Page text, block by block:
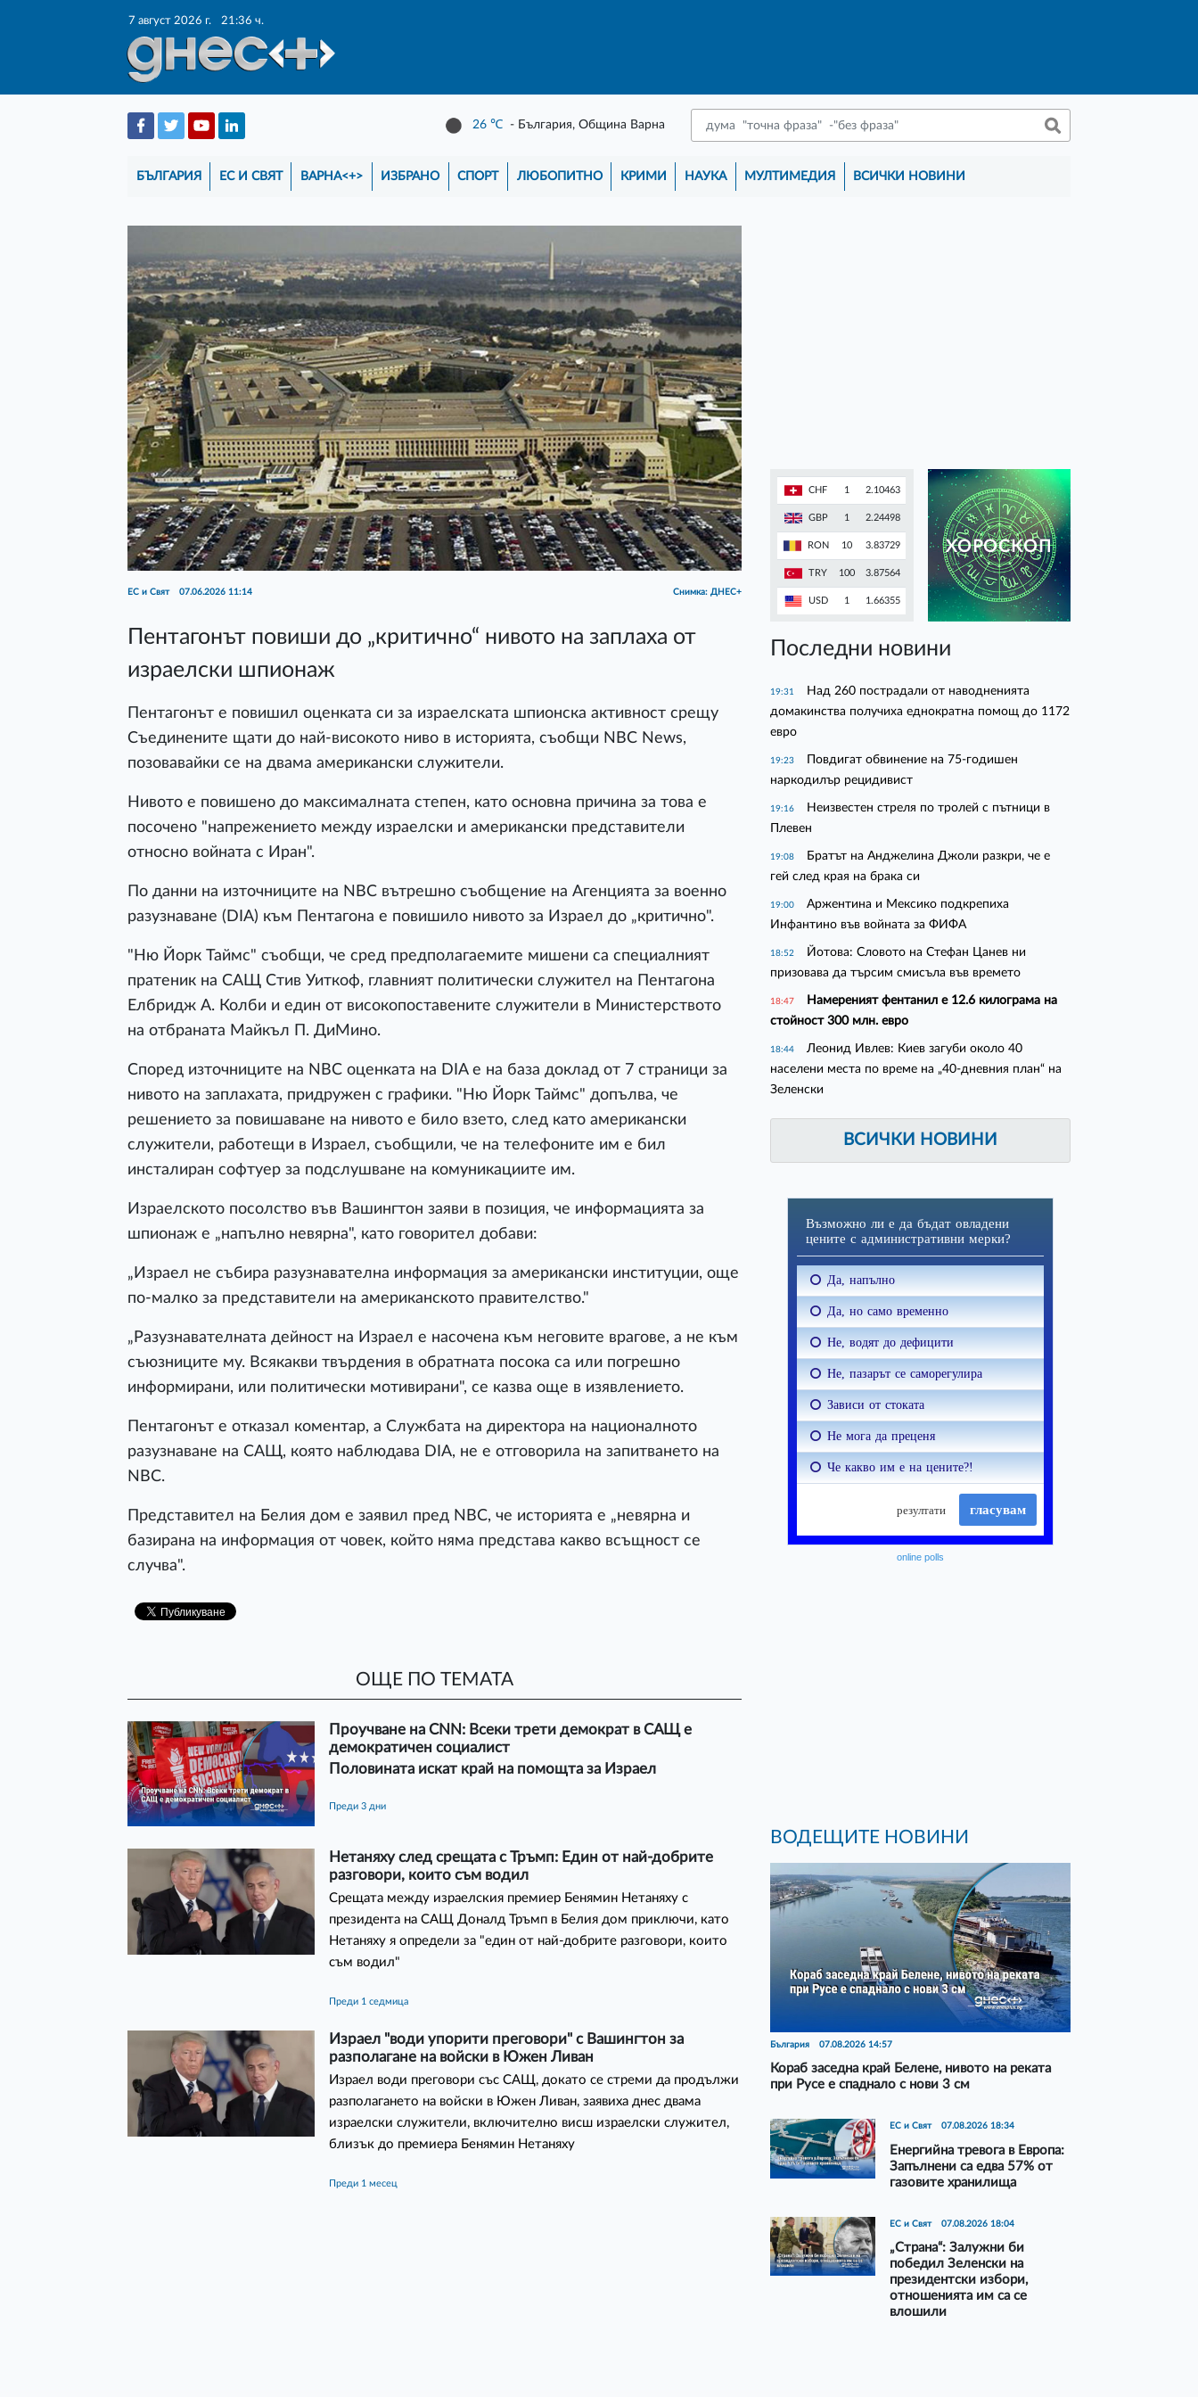
7 август 2026 г. 21:36 ч.
26 ℃ - България, Община Варна
БЪЛГАРИЯ ЕС И СВЯТ ВАРНА<+> ИЗБРАНО СПОРТ ЛЮБОПИТНО КРИМИ НАУКА МУЛТИМЕДИЯ ВСИЧКИ НОВИНИ
ЕС и Свят 07.06.2026 11:14 Снимка: ДНЕС+
Пентагонът повиши до „критично“ нивото на заплаха от
израелски шпионаж
Пентагонът е повишил оценката си за израелската шпионска активност срещу
Съединените щати до най-високото ниво в историята, съобщи NBC News,
позовавайки се на двама американски служители.
Нивото е повишено до максималната степен, като основна причина за това е
посочено "напрежението между израелски и американски представители
относно войната с Иран".
По данни на източниците на NBC вътрешно съобщение на Агенцията за военно
разузнаване (DIA) към Пентагона е повишило нивото за Израел до „критично".
"Ню Йорк Таймс" съобщи, че сред предполагаемите мишени са специалният
пратеник на САЩ Стив Уиткоф, главният политически служител на Пентагона
Елбридж А. Колби и един от високопоставените служители в Министерството
на отбраната Майкъл П. ДиМино.
Според източниците на NBC оценката на DIA е на база доклад от 7 страници за
нивото на заплахата, придружен с графики. "Ню Йорк Таймс" допълва, че
решението за повишаване на нивото е било взето, след като американски
служители, работещи в Израел, съобщили, че на телефоните им е бил
инсталиран софтуер за подслушване на комуникациите им.
Израелското посолство във Вашингтон заяви в позиция, че информацията за
шпионаж е „напълно невярна", като говорител добави:
„Израел не събира разузнавателна информация за американски институции, още
по-малко за представители на американското правителство."
„Разузнавателната дейност на Израел е насочена към неговите врагове, а не към
съюзниците му. Всякакви твърдения в обратната посока са или погрешно
информирани, или политически мотивирани", се казва още в изявлението.
Пентагонът е отказал коментар, а Службата на директора на националното
разузнаване на САЩ, която наблюдава DIA, не е отговорила на запитването на
NBC.
Представител на Белия дом е заявил пред NBC, че историята е „невярна и
базирана на информация от човек, който няма представа какво всъщност се
случва".
ОЩЕ ПО ТЕМАТА
Проучване на CNN: Всеки трети демократ в САЩ е
демократичен социалист
Половината искат край на помощта за Израел
преди 3 дни
Нетаняху след срещата с Тръмп: Един от най-добрите
разговори, които съм водил
Срещата между израелския премиер Бенямин Нетаняху с
президента на САЩ Доналд Тръмп в Белия дом приключи, като
Нетаняху я определи за "един от най-добрите разговори, които
съм водил"
преди 1 седмица
Израел "води упорити преговори" с Вашингтон за
разполагане на войски в Южен Ливан
Израел води преговори със САЩ, докато се стреми да продължи
разполагането на войски в Южен Ливан, заявиха днес двама
израелски служители, включително висш израелски служител,
близък до премиера Бенямин Нетаняху
преди 1 месец
CHF 1 2.10463
GBP 1 2.24498
RON 10 3.83729
TRY 100 3.87564
USD 1 1.66355
ХОРОСКОП
Последни новини
19:31
Над 260 пострадали от наводненията
домакинства получиха еднократна помощ до 1172
евро
19:23
Повдигат обвинение на 75-годишен
наркодилър рецидивист
19:16
Неизвестен стреля по тролей с пътници в
Плевен
19:08
Братът на Анджелина Джоли разкри, че е
гей след края на брака си
19:00
Аржентина и Мексико подкрепиха
Инфантино във войната за ФИФА
18:52
Йотова: Словото на Стефан Цанев ни
призовава да търсим смисъла във времето
18:47
Намереният фентанил е 12.6 килограма на
стойност 300 млн. евро
18:44
Леонид Ивлев: Киев загуби около 40
населени места по време на „40-дневния план“ на
Зеленски
ВСИЧКИ НОВИНИ
online polls
ВОДЕЩИТЕ НОВИНИ
България 07.08.2026 14:57
Кораб заседна край Белене, нивото на реката
при Русе е спаднало с нови 3 см
ЕС и Свят 07.08.2026 18:34
Енергийна тревога в Европа:
Запълнени са едва 57% от
газовите хранилища
ЕС и Свят 07.08.2026 18:04
„Страна“: Залужни би
победил Зеленски на
президентски избори,
отношенията им са се
влошили